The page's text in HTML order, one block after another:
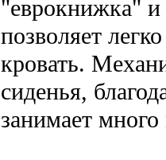
"еврокнижка"
позволяет
кровать.
сиденья,
занимает много